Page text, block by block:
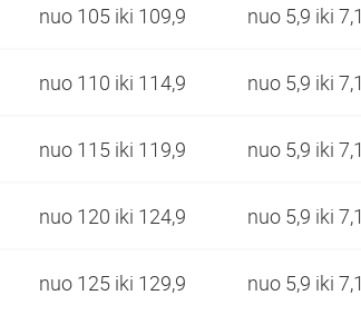
nuo 105 iki 109,9 nuo 5,9 iki 7,1
nuo 110 iki 114,9 nuo 5,9 iki 7,1
nuo 115 iki 119,9 nuo 5,9 iki 7,1
nuo 120 iki 124,9 nuo 5,9 iki 7,1
nuo 125 iki 129,9 nuo 5,9 iki 7,1